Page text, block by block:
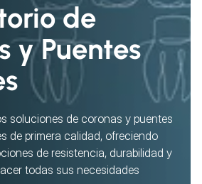
de
y Puentes
soluciones de coronas y puentes
de primera calidad, ofreciendo
de resistencia, durabilidad y
todas sus necesidades